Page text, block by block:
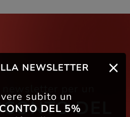
per un
DEL
NEWSLETTER
subito un
DEL 5%